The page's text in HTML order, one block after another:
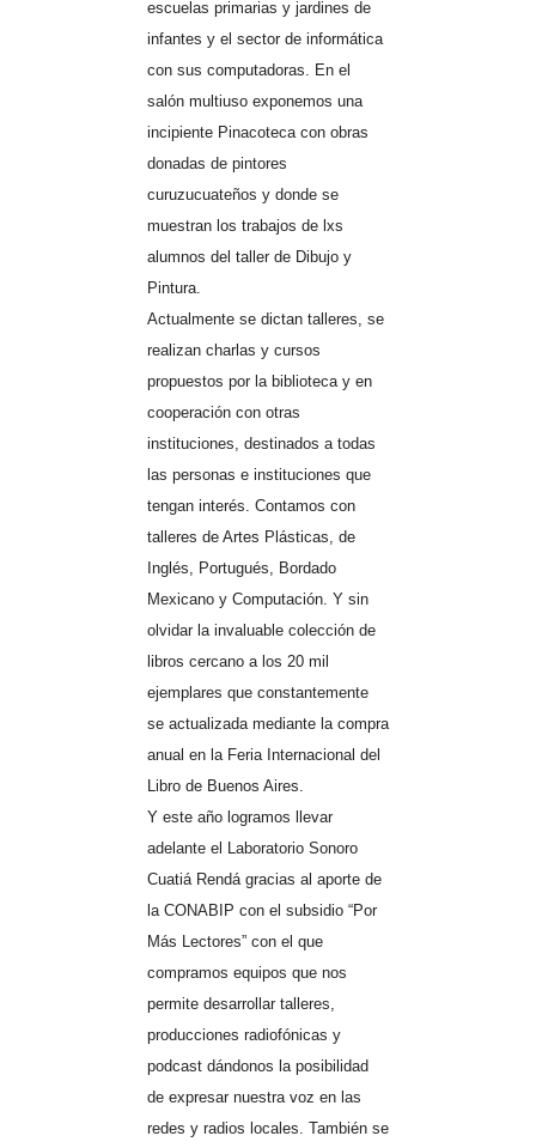
escuelas primarias y jardines de
infantes y el sector de informática
con sus computadoras. En el
salón multiuso exponemos una
incipiente Pinacoteca con obras
donadas de pintores
curuzucuateños y donde se
muestran los trabajos de lxs
alumnos del taller de Dibujo y
Pintura.
Actualmente se dictan talleres, se
realizan charlas y cursos
propuestos por la biblioteca y en
cooperación con otras
instituciones, destinados a todas
las personas e instituciones que
tengan interés. Contamos con
talleres de Artes Plásticas, de
Inglés, Portugués, Bordado
Mexicano y Computación. Y sin
olvidar la invaluable colección de
libros cercano a los 20 mil
ejemplares que constantemente
se actualizada mediante la compra
anual en la Feria Internacional del
Libro de Buenos Aires.
Y este año logramos llevar
adelante el Laboratorio Sonoro
Cuatiá Rendá gracias al aporte de
la CONABIP con el subsidio “Por
Más Lectores” con el que
compramos equipos que nos
permite desarrollar talleres,
producciones radiofónicas y
podcast dándonos la posibilidad
de expresar nuestra voz en las
redes y radios locales. También se